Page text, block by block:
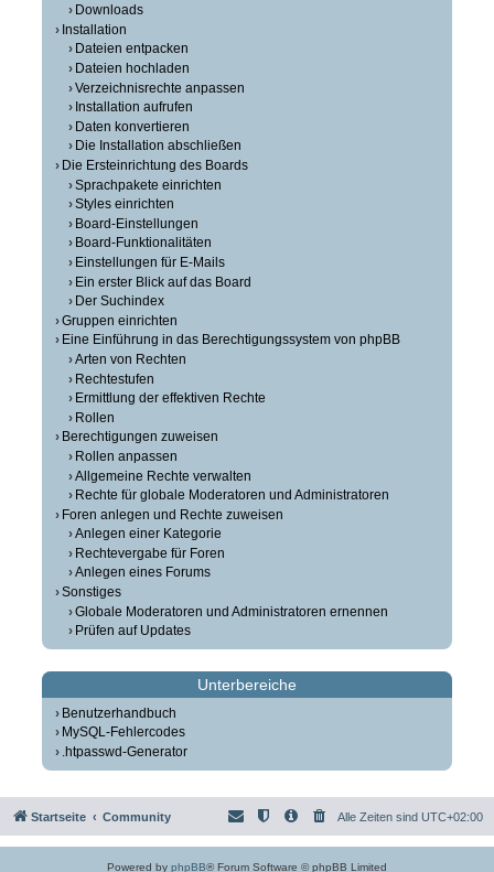
Downloads
Installation
Dateien entpacken
Dateien hochladen
Verzeichnisrechte anpassen
Installation aufrufen
Daten konvertieren
Die Installation abschließen
Die Ersteinrichtung des Boards
Sprachpakete einrichten
Styles einrichten
Board-Einstellungen
Board-Funktionalitäten
Einstellungen für E-Mails
Ein erster Blick auf das Board
Der Suchindex
Gruppen einrichten
Eine Einführung in das Berechtigungssystem von phpBB
Arten von Rechten
Rechtestufen
Ermittlung der effektiven Rechte
Rollen
Berechtigungen zuweisen
Rollen anpassen
Allgemeine Rechte verwalten
Rechte für globale Moderatoren und Administratoren
Foren anlegen und Rechte zuweisen
Anlegen einer Kategorie
Rechtevergabe für Foren
Anlegen eines Forums
Sonstiges
Globale Moderatoren und Administratoren ernennen
Prüfen auf Updates
Unterbereiche
Benutzerhandbuch
MySQL-Fehlercodes
.htpasswd-Generator
Startseite Community Alle Zeiten sind UTC+02:00
Powered by phpBB® Forum Software © phpBB Limited